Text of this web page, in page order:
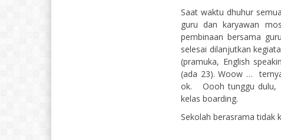
Saat waktu dhuhur
guru dan karyawan
pembinaan bersama
selesai dilanjutkan
(pramuka, English
(ada 23). Woow …
ok. Oooh tunggu dulu,
kelas boarding.
Sekolah berasrama tidak